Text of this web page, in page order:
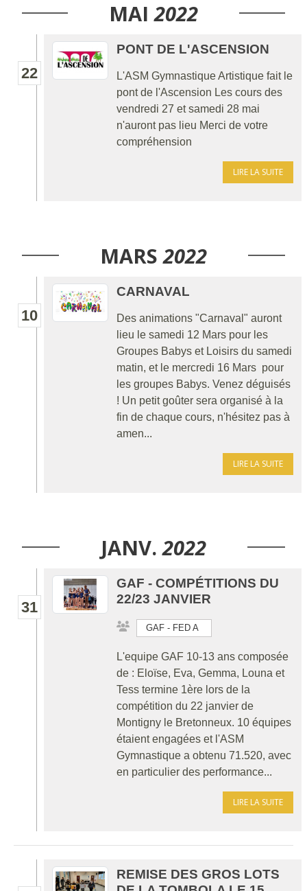
MAI 2022
22
PONT DE L'ASCENSION
L'ASM Gymnastique Artistique fait le
pont de l'Ascension Les cours des
vendredi 27 et samedi 28 mai
n'auront pas lieu Merci de votre
compréhension
LIRE LA SUITE
MARS 2022
10
CARNAVAL
Des animations "Carnaval" auront
lieu le samedi 12 Mars pour les
Groupes Babys et Loisirs du samedi
matin, et le mercredi 16 Mars pour
les groupes Babys. Venez déguisés
! Un petit goûter sera organisé à la
fin de chaque cours, n'hésitez pas à
amen...
LIRE LA SUITE
JANV. 2022
31
GAF - COMPÉTITIONS DU
22/23 JANVIER
GAF - FED A
L'equipe GAF 10-13 ans composée
de : Eloïse, Eva, Gemma, Louna et
Tess termine 1ère lors de la
compétition du 22 janvier de
Montigny le Bretonneux. 10 équipes
étaient engagées et l'ASM
Gymnastique a obtenu 71.520, avec
en particulier des performance...
LIRE LA SUITE
REMISE DES GROS LOTS